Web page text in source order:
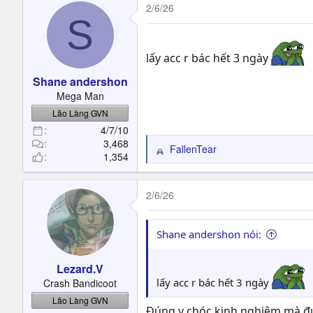
S
Shane andershon
Mega Man
Lão Làng GVN
4/7/10
3,468
1,354
2/6/26
lấy acc r bác hết 3 ngày
R
e
a
c
t
i
o
FallenTear
Lezard.V
Crash Bandicoot
Lão Làng GVN
2/6/26
Shane andershon nói:
lấy acc r bác hết 3 ngày